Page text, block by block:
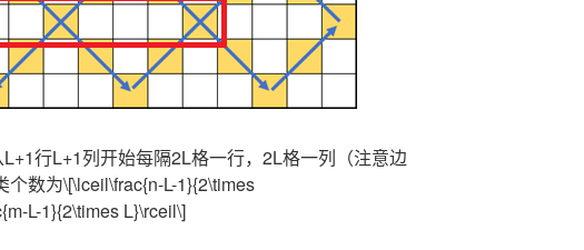
行L+1列开始每隔2L格一行，2L格一列（注意边
数为\[\lceil\frac{n-L-1}{2\times
L-1}{2\times L}\rceil\]